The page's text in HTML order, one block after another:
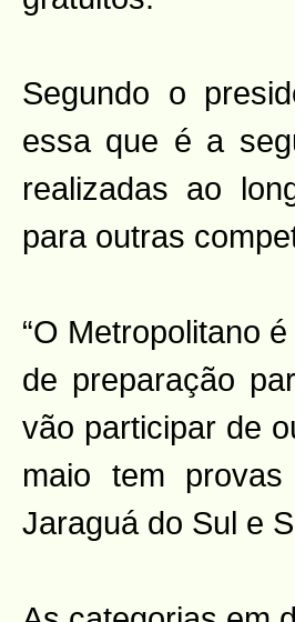
Segundo o
essa que é a
realizadas ao
para outras
“O Metropolitano
de preparação
vão participar de
maio tem
Jaraguá do Sul e